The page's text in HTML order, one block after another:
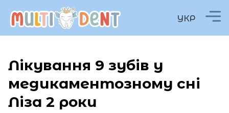
УКР
Лікування 9 зубів у
медикаментозному сні
Ліза 2 роки